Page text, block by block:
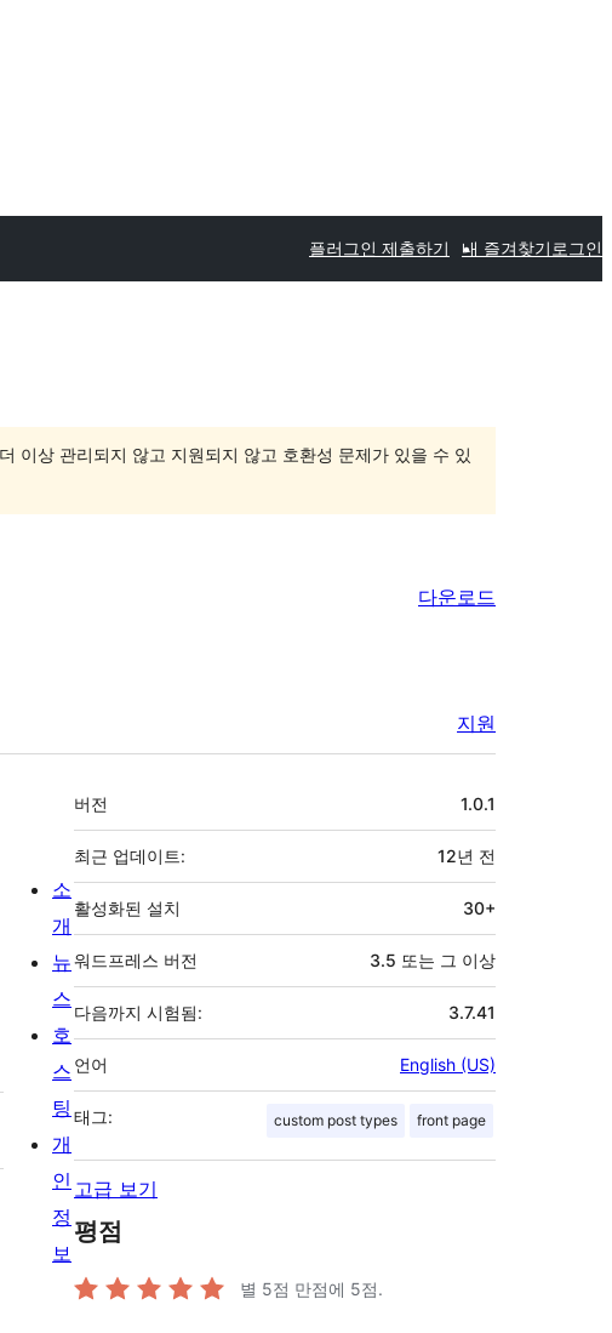
플러그인 제출하기 내 즐겨찾기 로그인
이상 관리되지 않고 지원되지 않고 호환성 문제가 있을 수 있
다운로드
지원
기
초
버전 1.0.1
최근 업데이트: 12년 전
활성화된 설치 30+
워드프레스 버전 3.5 또는 그 이상
다음까지 시험됨: 3.7.41
언어 English (US)
태그: custom post types front page
고급 보기
평점
별 5점 만점에 5점.
소
개
뉴
스
호
스
팅
개
인
정
보